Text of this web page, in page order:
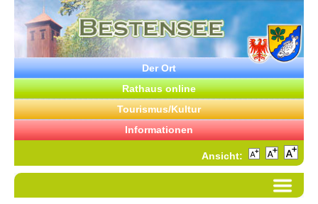
Der Ort
Rathaus online
Tourismus/Kultur
Informationen
Ansicht: